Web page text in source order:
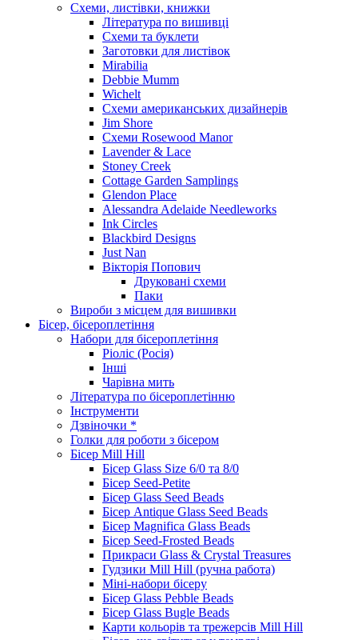
Схеми, листівки, книжки
Література по вишивці
Схеми та буклети
Заготовки для листівок
Mirabilia
Debbie Mumm
Wichelt
Схеми американських дизайнерів
Jim Shore
Cхеми Rosewood Manor
Lavender & Lace
Stoney Creek
Cottage Garden Samplings
Glendon Place
Alessandra Adelaide Needleworks
Ink Circles
Blackbird Designs
Just Nan
Вікторія Попович
Друковані схеми
Паки
Вироби з місцем для вишивки
Бісер, бісероплетіння
Набори для бісероплетіння
Ріоліс (Росія)
Інші
Чарівна мить
Література по бісероплетінню
Інструменти
Дзвіночки *
Голки для роботи з бісером
Бісер Mill Hill
Бісер Glass Size 6/0 та 8/0
Бісер Seed-Petite
Бісер Glass Seed Beads
Бісер Antique Glass Seed Beads
Бісер Magnifica Glass Beads
Бісер Seed-Frosted Beads
Прикраси Glass & Crystal Treasures
Гудзики Mill Hill (ручна работа)
Міні-набори бісеру
Бісер Glass Pebble Beads
Бісер Glass Bugle Beads
Карти кольорів та трежерсів Mill Hill